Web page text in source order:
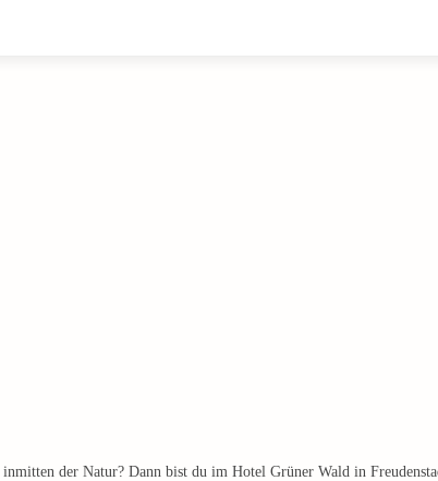
inmitten der Natur? Dann bist du im Hotel Grüner Wald in